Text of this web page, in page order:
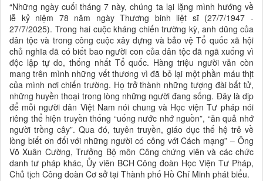
“Những ngày cuối tháng 7 này, chúng ta lại lặng mình hướng về
lễ kỷ niệm 78 năm ngày Thương binh liệt sĩ (27/7/1947 -
27/7/2025). Trong hai cuộc kháng chiến trường kỳ, anh dũng của
dân tộc và trong công cuộc xây dựng và bảo vệ Tổ quốc xã hội
chủ nghĩa đã có biết bao người con của dân tộc đã ngã xuống vì
độc lập tự do, thống nhất Tổ quốc. Hàng triệu người vẫn còn
mang trên mình những vết thương vì đã bỏ lại một phần máu thịt
của mình nơi chiến trường. Họ trở thành những tượng đài bất tử,
những huyền thoại trong lòng những người đang sống. Đây là dịp
để mỗi người dân Việt Nam nói chung và Học viện Tư pháp nói
riêng thể hiện truyền thống “uống nước nhớ nguồn”, “ăn quả nhớ
người trồng cây”. Qua đó, tuyên truyền, giáo dục thế hệ trẻ về
lòng biết ơn đối với những người có công với Cách mạng” – Ông
Võ Xuân Cường, Trưởng Bộ môn Công chứng viên và các chức
danh tư pháp khác, Ủy viên BCH Công đoàn Học Viện Tư Pháp,
Chủ tịch Công đoàn Cơ sở tại Thành phố Hồ Chí Minh phát biểu.